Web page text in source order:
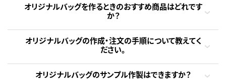
オリジナルバッグを作るときのおすすめ商品はどれです
か？
オリジナルバッグの作成・注文の手順について教えてく
ださい。
オリジナルバッグのサンプル作製はできますか？